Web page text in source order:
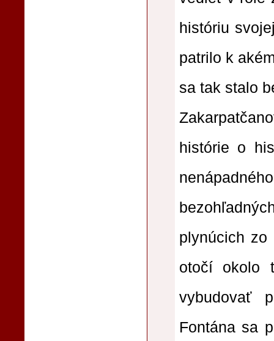
históriu
patrilo k
sa tak stalo
histórie o
plynúcich
otočí okolo
vybudovať
Fontána sa